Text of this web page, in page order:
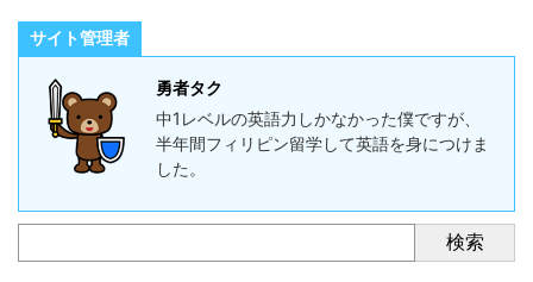
サイト管理者
勇者タク
中1レベルの英語力しかなかった僕ですが、
半年間フィリピン留学して英語を身につけま
した。
検索